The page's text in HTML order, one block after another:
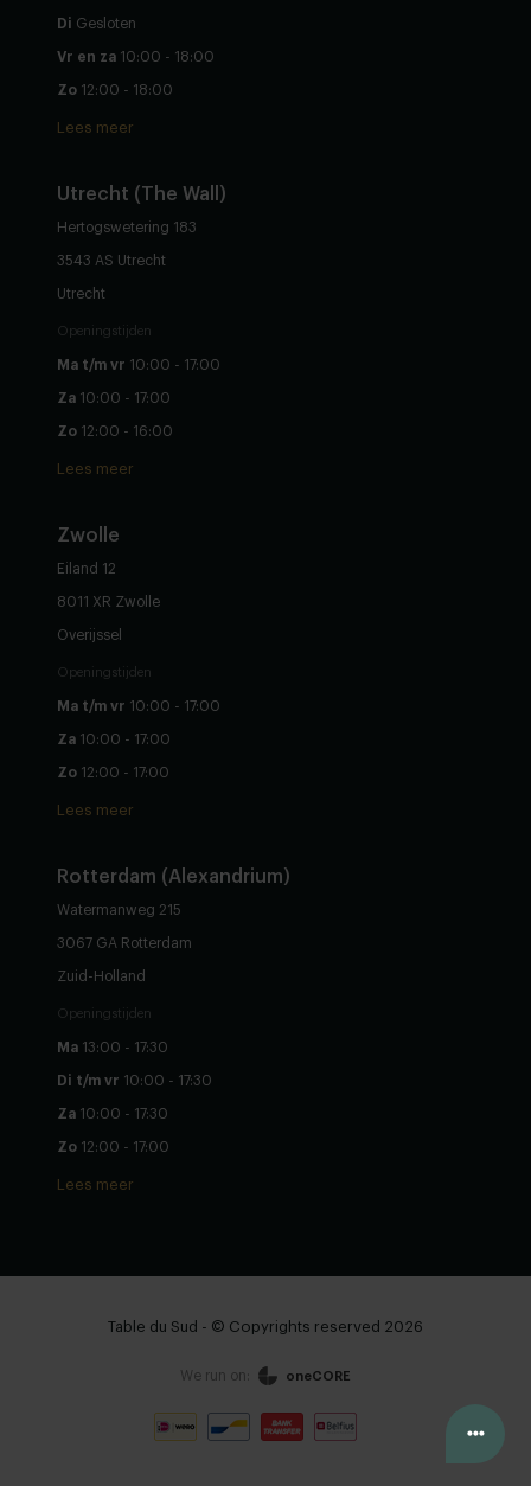
Di Gesloten
Vr en za 10:00 - 18:00
Zo 12:00 - 18:00
Lees meer
Utrecht (The Wall)
Hertogswetering 183
3543 AS Utrecht
Utrecht
Openingstijden
Ma t/m vr 10:00 - 17:00
Za 10:00 - 17:00
Zo 12:00 - 16:00
Lees meer
Zwolle
Eiland 12
8011 XR Zwolle
Overijssel
Openingstijden
Ma t/m vr 10:00 - 17:00
Za 10:00 - 17:00
Zo 12:00 - 17:00
Lees meer
Rotterdam (Alexandrium)
Watermanweg 215
3067 GA Rotterdam
Zuid-Holland
Openingstijden
Ma 13:00 - 17:30
Di t/m vr 10:00 - 17:30
Za 10:00 - 17:30
Zo 12:00 - 17:00
Lees meer
Table du Sud - © Copyrights reserved 2026
We run on: oneCORE